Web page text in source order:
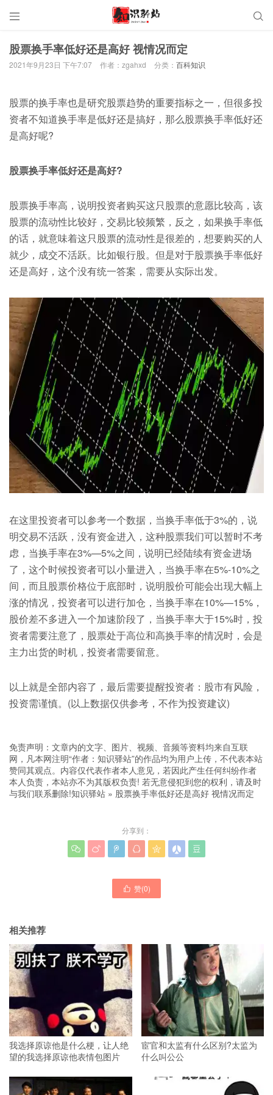
 
股票换手率低好还是高好 视情况而定
2021年9月23日 下午7:07 作者：zgahxd 分类： 百科知识
股票的换手率也是研究股票趋势的重要指标之一，但很多投
资者不知道换手率是低好还是搞好，那么股票换手率低好还
是高好呢?
股票换手率低好还是高好?
股票换手率高，说明投资者购买这只股票的意愿比较高，该
股票的流动性比较好，交易比较频繁，反之，如果换手率低
的话，就意味着这只股票的流动性是很差的，想要购买的人
就少，成交不活跃。比如银行股。但是对于股票换手率低好
还是高好，这个没有统一答案，需要从实际出发。
在这里投资者可以参考一个数据，当换手率低于3%的，说
明交易不活跃，没有资金进入，这种股票我们可以暂时不考
虑，当换手率在3%—5%之间，说明已经陆续有资金进场
了，这个时候投资者可以小量进入，当换手率在5%-10%之
间，而且股票价格位于底部时，说明股价可能会出现大幅上
涨的情况，投资者可以进行加仓，当换手率在10%—15%，
股价差不多进入一个加速阶段了，当换手率大于15%时，投
资者需要注意了，股票处于高位和高换手率的情况时，会是
主力出货的时机，投资者需要留意。
以上就是全部内容了，最后需要提醒投资者：股市有风险，
投资需谨慎。(以上数据仅供参考，不作为投资建议)
免责声明：文章内的文字、图片、视频、音频等资料均来自互联
网，凡本网注明“作者：知识驿站”的作品均为用户上传，不代表本站
赞同其观点。内容仅代表作者本人意见，若因此产生任何纠纷作者
本人负责，本站亦不为其版权负责! 若无意侵犯到您的权利，请及时
与我们联系删除!知识驿站 » 股票换手率低好还是高好 视情况而定
分享到：
      
 赞(0)
相关推荐
我选择原谅他是什么梗，让人绝
望的我选择原谅他表情包图片
宦官和太监有什么区别?太监为
什么叫公公